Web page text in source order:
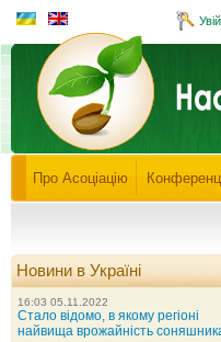
Про Асоціацію
Новини в Україні
16:03 05.11.2022
Стало відомо, в якому регіоні
найвища врожайність